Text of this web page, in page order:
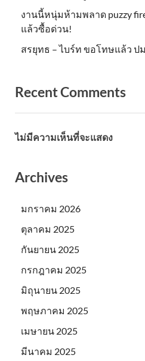
งานนี้หนุ่มห้ามพลาด puzzy
แล้วซื้อด่วน!
สรยุทธ – ไบร์ท ขอโทษแล้ว ป
Recent Comments
ไม่มีความเห็นที่จะแสดง
Archives
มกราคม 2026
ตุลาคม 2025
กันยายน 2025
กรกฎาคม 2025
มิถุนายน 2025
พฤษภาคม 2025
เมษายน 2025
มีนาคม 2025